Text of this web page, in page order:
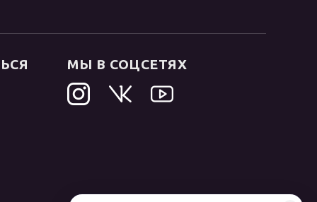
МЫ В СОЦСЕТЯХ